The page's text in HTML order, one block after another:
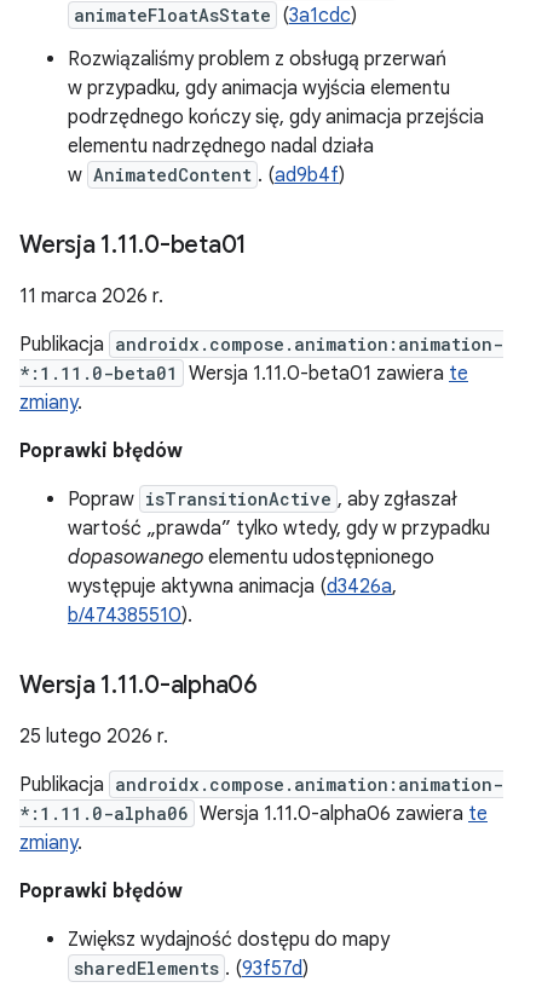
animateFloatAsState (3a1cdc)
Rozwiązaliśmy problem z obsługą przerwań
w przypadku, gdy animacja wyjścia elementu
podrzędnego kończy się, gdy animacja przejścia
elementu nadrzędnego nadal działa
w AnimatedContent . (ad9b4f)
Wersja 1.11.0-beta01
11 marca 2026 r.
Publikacja androidx.compose.animation:animation-
*:1.11.0-beta01
Wersja 1.11.0-beta01 zawiera te
zmiany.
Poprawki błędów
Popraw isTransitionActive , aby zgłaszał
wartość „prawda” tylko wtedy, gdy w przypadku
dopasowanego elementu udostępnionego
występuje aktywna animacja (d3426a,
b/474385510).
Wersja 1.11.0-alpha06
25 lutego 2026 r.
Publikacja androidx.compose.animation:animation-
*:1.11.0-alpha06 Wersja 1.11.0-alpha06 zawiera te
zmiany.
Poprawki błędów
Zwiększ wydajność dostępu do mapy
sharedElements . (93f57d)